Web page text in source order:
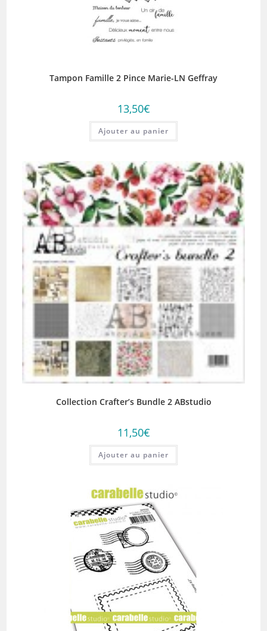
Tampon Famille 2 Pince Marie-LN Geffray
13,50€
Ajouter au panier
Collection Crafter’s Bundle 2 ABstudio
11,50€
Ajouter au panier